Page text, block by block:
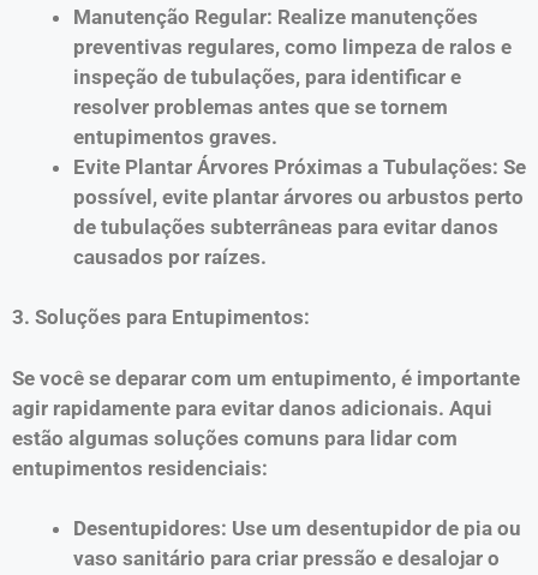
Manutenção Regular: Realize manutenções
preventivas regulares, como limpeza de ralos e
inspeção de tubulações, para identificar e
resolver problemas antes que se tornem
entupimentos graves.
Evite Plantar Árvores Próximas a Tubulações: Se
possível, evite plantar árvores ou arbustos perto
de tubulações subterrâneas para evitar danos
causados por raízes.
3. Soluções para Entupimentos:
Se você se deparar com um entupimento, é importante
agir rapidamente para evitar danos adicionais. Aqui
estão algumas soluções comuns para lidar com
entupimentos residenciais:
Desentupidores: Use um desentupidor de pia ou
vaso sanitário para criar pressão e desalojar o